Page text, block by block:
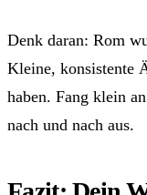
Denk daran: Rom
Kleine, konsistente
haben. Fang klein
nach und nach aus.